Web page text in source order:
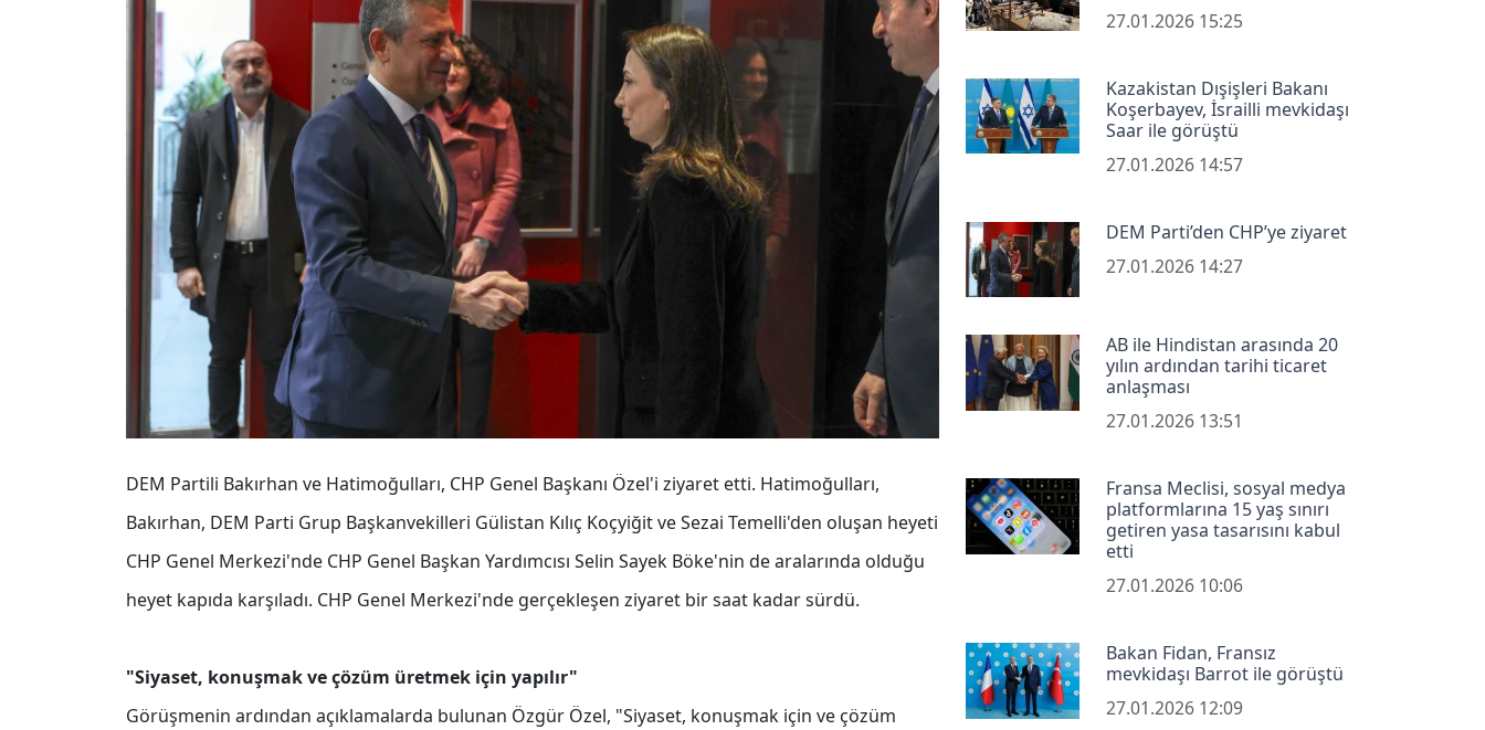
DEM Partili Bakırhan ve Hatimoğulları, CHP Genel Başkanı Özel'i ziyaret etti. Hatimoğulları,
Bakırhan, DEM Parti Grup Başkanvekilleri Gülistan Kılıç Koçyiğit ve Sezai Temelli'den oluşan heyeti
CHP Genel Merkezi'nde CHP Genel Başkan Yardımcısı Selin Sayek Böke'nin de aralarında olduğu
heyet kapıda karşıladı. CHP Genel Merkezi'nde gerçekleşen ziyaret bir saat kadar sürdü.
"Siyaset, konuşmak ve çözüm üretmek için yapılır"
Görüşmenin ardından açıklamalarda bulunan Özgür Özel, "Siyaset, konuşmak için ve çözüm
27.01.2026 15:25
Kazakistan Dışişleri Bakanı
Koşerbayev, İsrailli mevkidaşı
Saar ile görüştü
27.01.2026 14:57
DEM Parti’den CHP’ye ziyaret
27.01.2026 14:27
AB ile Hindistan arasında 20
yılın ardından tarihi ticaret
anlaşması
27.01.2026 13:51
Fransa Meclisi, sosyal medya
platformlarına 15 yaş sınırı
getiren yasa tasarısını kabul
etti
27.01.2026 10:06
Bakan Fidan, Fransız
mevkidaşı Barrot ile görüştü
27.01.2026 12:09